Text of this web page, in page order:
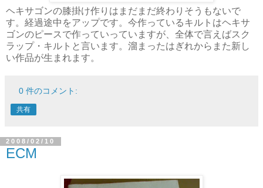
ヘキサゴンの膝掛け作りはまだまだ終わりそうもないで
す。経過途中をアップです。今作っているキルトはヘキサ
ゴンのピースで作っていっていますが、全体で言えばスク
ラップ・キルトと言います。溜まったはぎれからまた新し
い作品が生まれます。
0 件のコメント:
共有
2008/02/10
ECM